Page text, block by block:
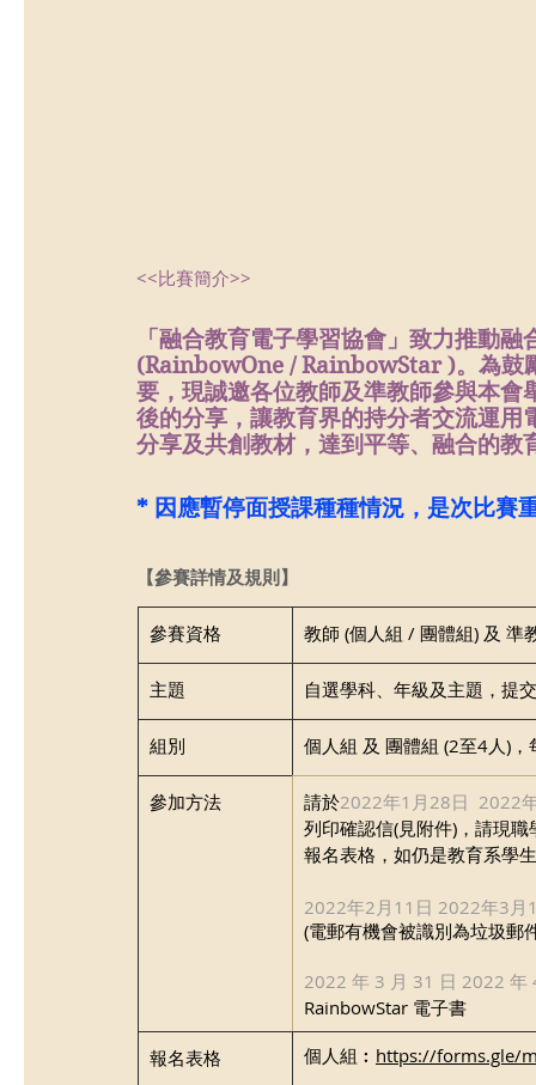
<<比賽簡介>>
「融合教育電子學習協會」致力推動
(RainbowOne / RainbowStar )。為鼓
要，現誠邀各位教師及準教師參與本
後的分享，讓教育界的持分者交流運
分享及共創教材，達到平等、融合的教
* 因應暫停面授課種種情況，是次比賽
【參賽詳情及規則】
參賽資格 教師 (個人組 / 團體組) 及 準
主題 自選學科、年級及主題，提
​組別 個人組 及 團體組 (2至4人)
參加方法 請於2022年1月28日  2022
列印確認信(見附件)，請現
報名表格，如仍是教育系學
2022年2月11日 2022年3月
(電郵有機會被識別為垃圾郵
2022 年 3 月 31 日 2022 年
RainbowStar 電子書
報名表格 個人組︰ https://forms.gle/